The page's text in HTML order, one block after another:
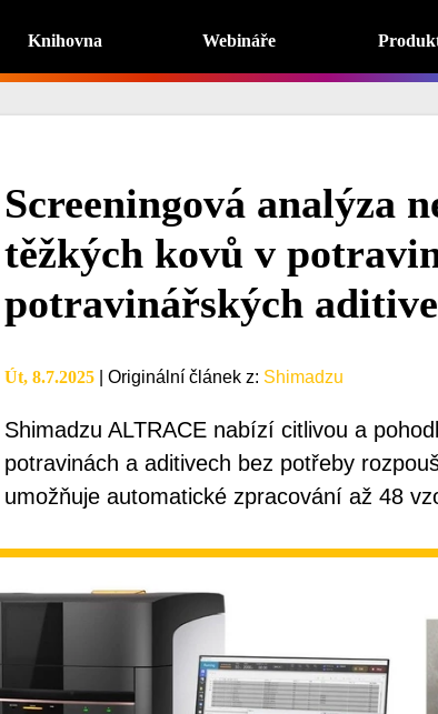
Knihovna Webináře
Screeningová analýza
těžkých kovů v
potravinářských
Út, 8.7.2025 Originální článek z: Shimadzu
Shimadzu ALTRACE nabízí citlivou a
potravinách a aditivech bez potřeby
umožňuje automatické zpracování až 48